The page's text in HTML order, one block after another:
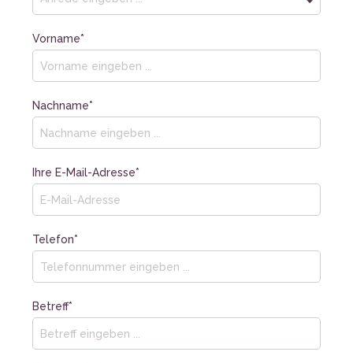
Vorname*
Nachname*
Ihre E-Mail-Adresse*
Telefon*
Betreff*